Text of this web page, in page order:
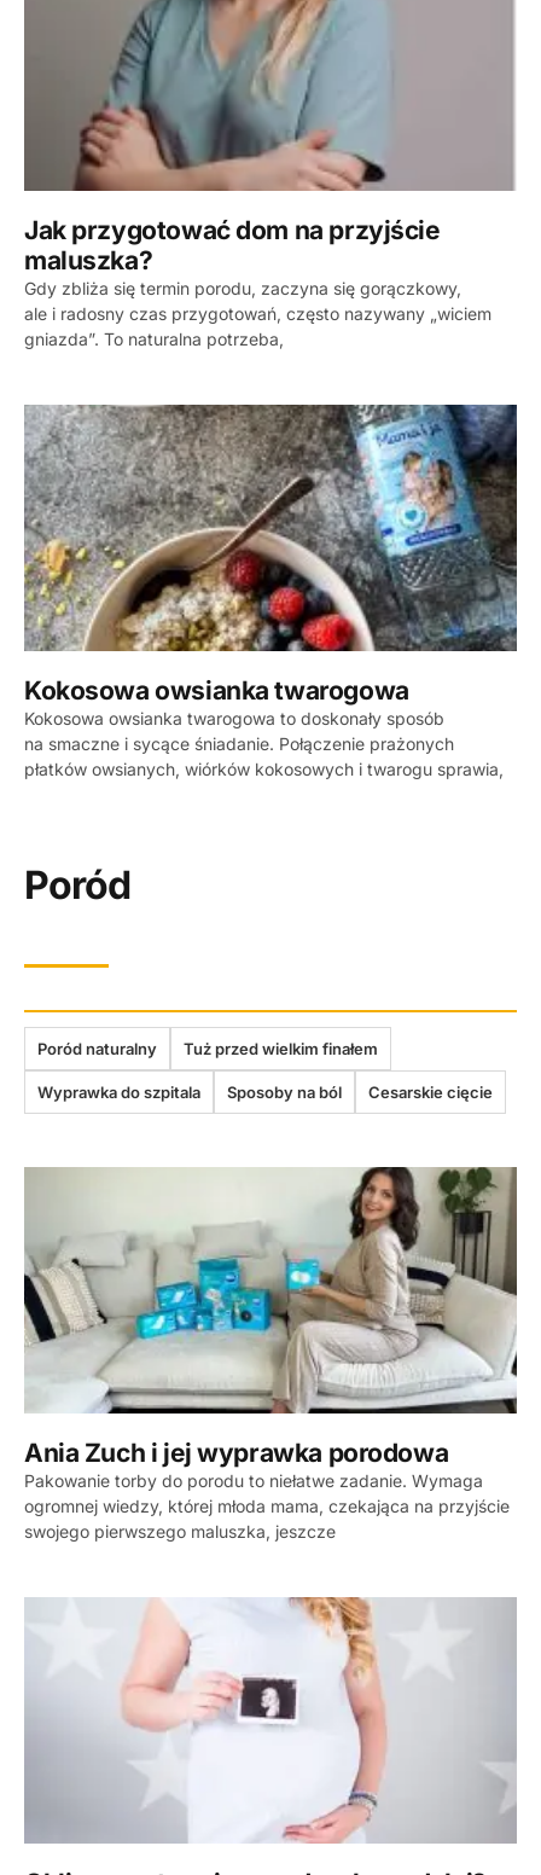
Jak przygotować dom na przyjście
maluszka?
Gdy zbliża się termin porodu, zaczyna się gorączkowy,
ale i radosny czas przygotowań, często nazywany „wiciem
gniazda”. To naturalna potrzeba,
Kokosowa owsianka twarogowa
Kokosowa owsianka twarogowa to doskonały sposób
na smaczne i sycące śniadanie. Połączenie prażonych
płatków owsianych, wiórków kokosowych i twarogu sprawia,
Poród
Poród naturalny Tuż przed wielkim finałem
Wyprawka do szpitala Sposoby na ból Cesarskie cięcie
Ania Zuch i jej wyprawka porodowa
Pakowanie torby do porodu to niełatwe zadanie. Wymaga
ogromnej wiedzy, której młoda mama, czekająca na przyjście
swojego pierwszego maluszka, jeszcze